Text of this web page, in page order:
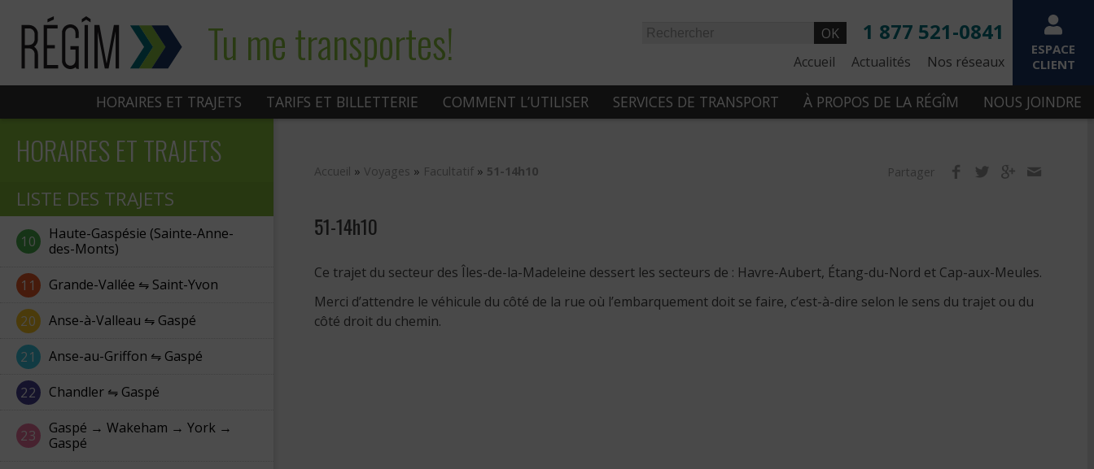
contenu
Tu me transportes!
ESPACE
CLIENT
1 877 521-0841
OK
Nos réseaux
Accueil Actualités
HORAIRES ET TRAJETS TARIFS ET BILLETTERIE COMMENT L’UTILISER SERVICES DE TRANSPORT À PROPOS DE LA RÉGÎM NOUS JOINDRE
HORAIRES ET TRAJETS
LISTE DES TRAJETS
10
Haute-Gaspésie (Sainte-Anne-
des-Monts)
11 Grande-Vallée ⇋ Saint-Yvon
20 Anse-à-Valleau ⇋ Gaspé
21 Anse-au-Griffon ⇋ Gaspé
22 Chandler ⇋ Gaspé
23
Gaspé → Wakeham → York →
Gaspé
Accueil » Voyages » Facultatif » 51-14h10 Partager
51-14h10
Ce trajet du secteur des Îles-de-la-Madeleine dessert les secteurs de : Havre-Aubert, Étang-du-Nord et Cap-aux-Meules.
Merci d’attendre le véhicule du côté de la rue où l’embarquement doit se faire, c’est-à-dire selon le sens du trajet ou du
côté droit du chemin.